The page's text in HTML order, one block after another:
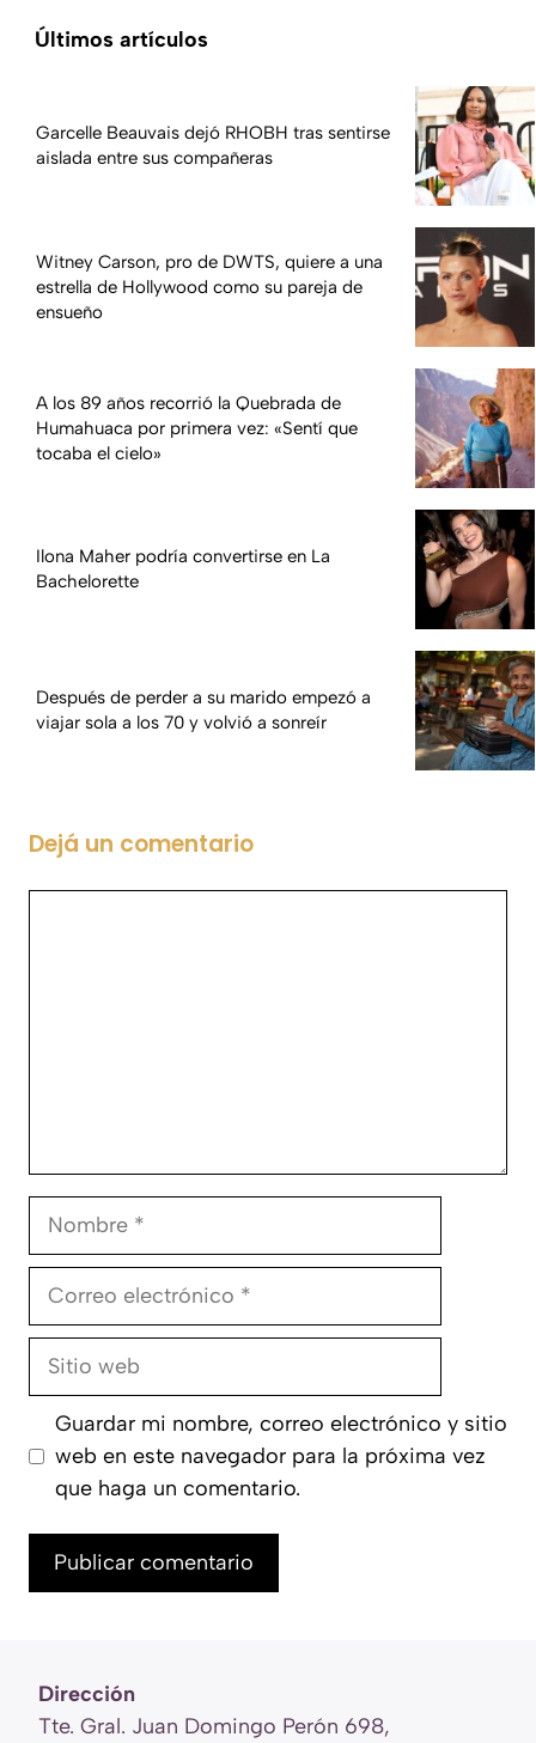
Últimos artículos
Garcelle Beauvais dejó RHOBH tras sentirse
aislada entre sus compañeras
Witney Carson, pro de DWTS, quiere a una
estrella de Hollywood como su pareja de
ensueño
A los 89 años recorrió la Quebrada de
Humahuaca por primera vez: «Sentí que
tocaba el cielo»
Ilona Maher podría convertirse en La
Bachelorette
Después de perder a su marido empezó a
viajar sola a los 70 y volvió a sonreír
Dejá un comentario
Nombre
Correo
Sitio
Guardar mi nombre, correo electrónico y sitio
web en este navegador para la próxima vez
que haga un comentario.
Dirección
Tte. Gral. Juan Domingo Perón 698,